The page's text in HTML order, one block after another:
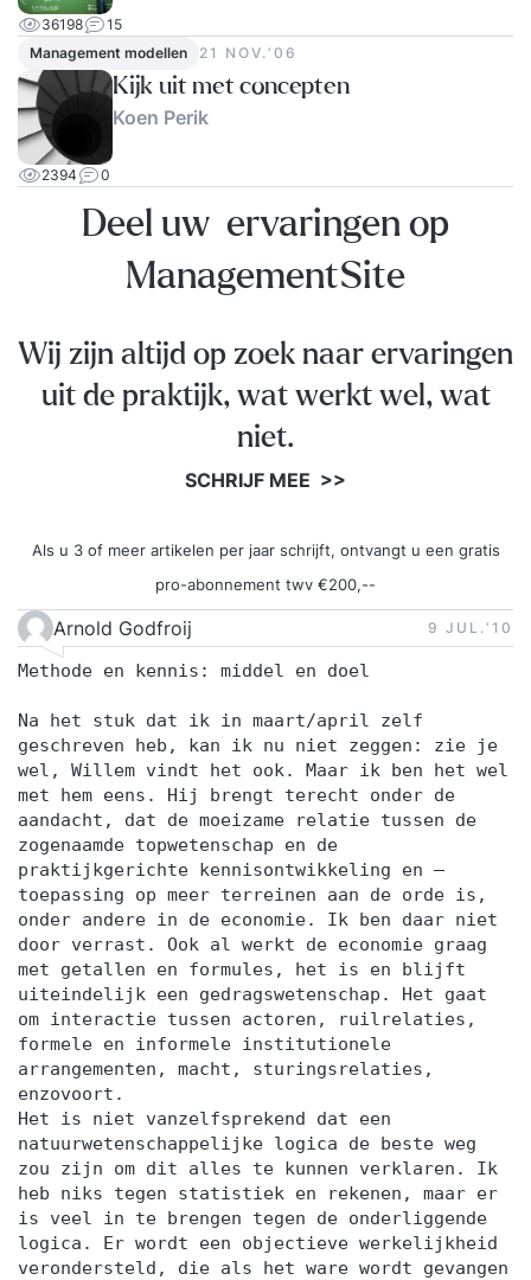
observatievermogen met een persoonlijke en
positieve aanpak. Ze confronteren op een
respectvolle manier, dagen je uit en helpen je om
het maximale uit jezelf te halen.
36198
15
Management modellen
21 NOV.‘06
Kijk uit met concepten
Koen Perik
2394 0
Deel uw ervaringen op
ManagementSite
Wij zijn altijd op zoek naar ervaringen
uit de praktijk, wat werkt wel, wat
niet.
SCHRIJF MEE >>
Als u 3 of meer artikelen per jaar schrijft, ontvangt u een gratis
pro-abonnement twv €200,--
Arnold Godfroij 9 JUL.‘10
Methode en kennis: middel en doel
Na het stuk dat ik in maart/april zelf
geschreven heb, kan ik nu niet zeggen: zie je
wel, Willem vindt het ook. Maar ik ben het wel
met hem eens. Hij brengt terecht onder de
aandacht, dat de moeizame relatie tussen de
zogenaamde topwetenschap en de
praktijkgerichte kennisontwikkeling en –
toepassing op meer terreinen aan de orde is,
onder andere in de economie. Ik ben daar niet
door verrast. Ook al werkt de economie graag
met getallen en formules, het is en blijft
uiteindelijk een gedragswetenschap. Het gaat
om interactie tussen actoren, ruilrelaties,
formele en informele institutionele
arrangementen, macht, sturingsrelaties,
enzovoort.
Het is niet vanzelfsprekend dat een
natuurwetenschappelijke logica de beste weg
zou zijn om dit alles te kunnen verklaren. Ik
heb niks tegen statistiek en rekenen, maar er
is veel in te brengen tegen de onderliggende
logica. Er wordt een objectieve werkelijkheid
verondersteld, die als het ware wordt gevangen